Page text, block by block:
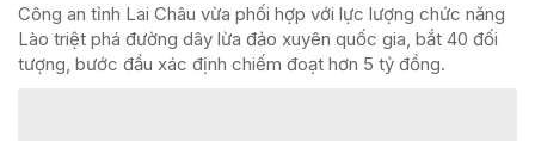
Công an tỉnh Lai Châu vừa phối hợp với lực lượng chức năng
Lào triệt phá đường dây lừa đảo xuyên quốc gia, bắt 40 đối
tượng, bước đầu xác định chiếm đoạt hơn 5 tỷ đồng.